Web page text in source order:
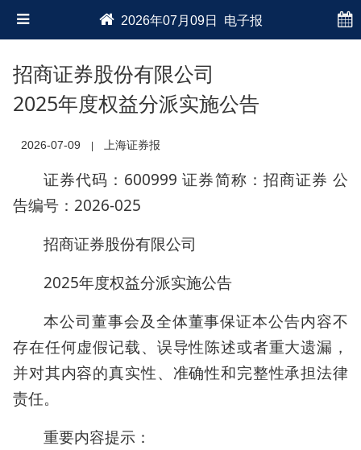
2026年07月09日 电子报
招商证券股份有限公司
2025年度权益分派实施公告
2026-07-09 上海证券报
证券代码：600999 证券简称：招商证券 公
告编号：2026-025
招商证券股份有限公司
2025年度权益分派实施公告
本公司董事会及全体董事保证本公告内容不
存在任何虚假记载、误导性陈述或者重大遗漏，
并对其内容的真实性、准确性和完整性承担法律
责任。
重要内容提示：